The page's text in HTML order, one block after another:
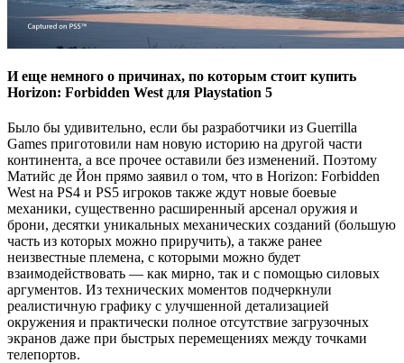
И еще немного о причинах, по которым стоит купить
Horizon: Forbidden West для Playstation 5
Было бы удивительно, если бы разработчики из Guerrilla
Games приготовили нам новую историю на другой части
континента, а все прочее оставили без изменений. Поэтому
Матийс де Йон прямо заявил о том, что в Horizon: Forbidden
West на PS4 и PS5 игроков также ждут новые боевые
механики, существенно расширенный арсенал оружия и
брони, десятки уникальных механических созданий (большую
часть из которых можно приручить), а также ранее
неизвестные племена, с которыми можно будет
взаимодействовать — как мирно, так и с помощью силовых
аргументов. Из технических моментов подчеркнули
реалистичную графику с улучшенной детализацией
окружения и практически полное отсутствие загрузочных
экранов даже при быстрых перемещениях между точками
телепортов.